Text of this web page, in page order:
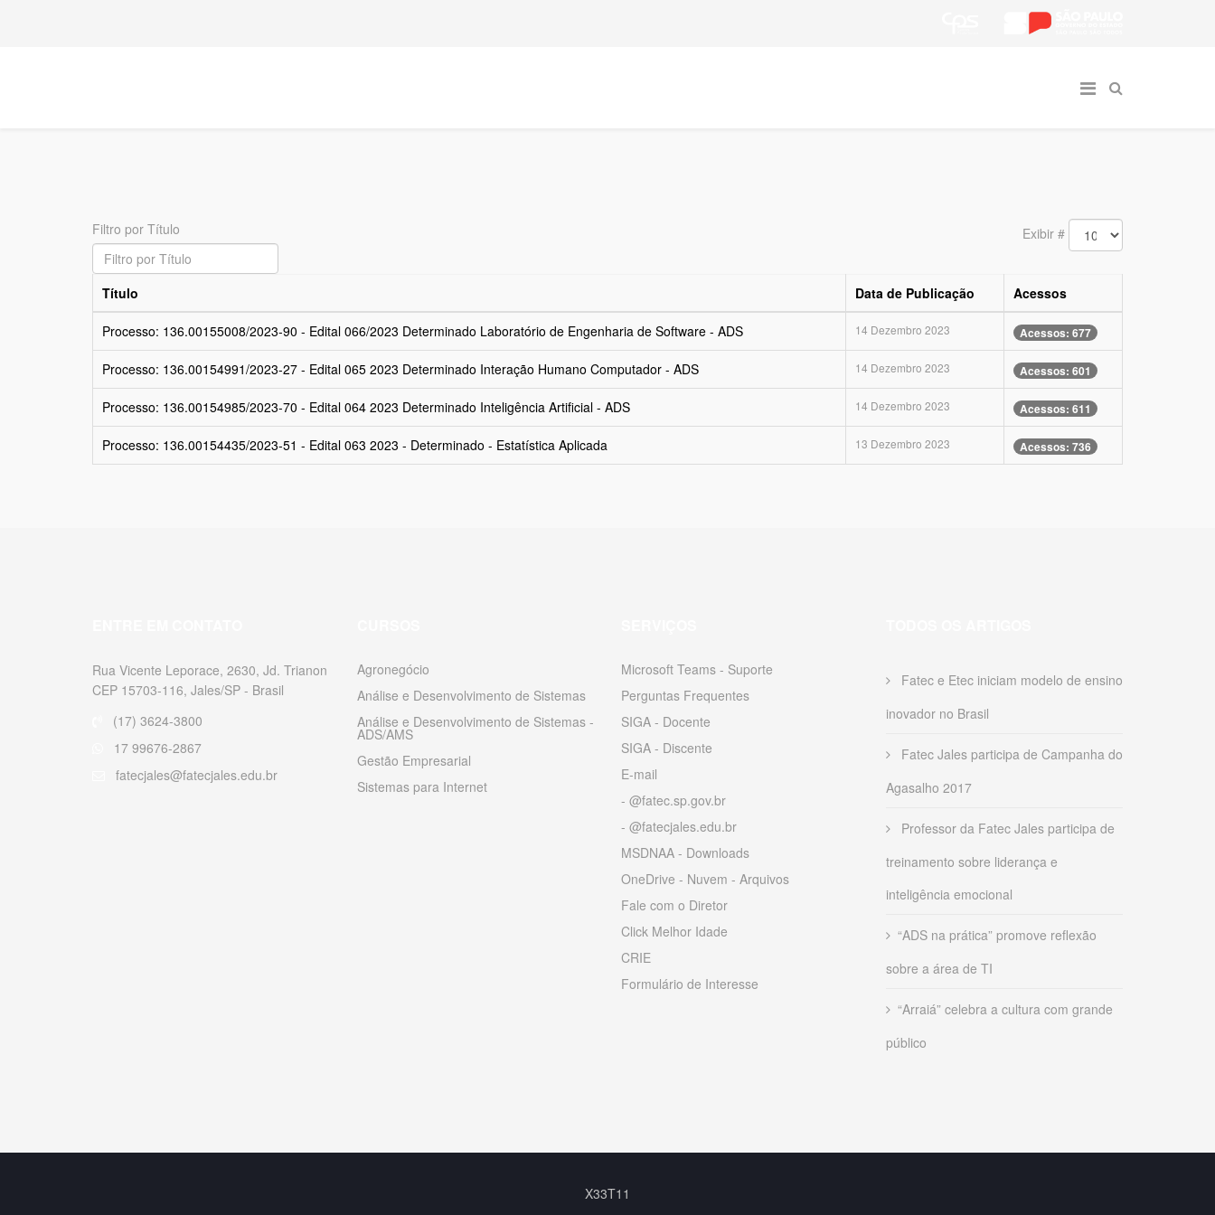
Filtro por Título Exibir #
Título Data de Publicação Acessos
Processo: 136.00155008/2023-90 - Edital 066/2023 Determinado Laboratório de Engenharia de Software - ADS 14 Dezembro 2023 Acessos: 677
Processo: 136.00154991/2023-27 - Edital 065 2023 Determinado Interação Humano Computador - ADS 14 Dezembro 2023 Acessos: 601
Processo: 136.00154985/2023-70 - Edital 064 2023 Determinado Inteligência Artificial - ADS 14 Dezembro 2023 Acessos: 611
Processo: 136.00154435/2023-51 - Edital 063 2023 - Determinado - Estatística Aplicada 13 Dezembro 2023 Acessos: 736
Rua Vicente Leporace, 2630, Jd. Trianon
CEP 15703-116, Jales/SP - Brasil
(17) 3624-3800
17 99676-2867
fatecjales@fatecjales.edu.br
Agronegócio
Análise e Desenvolvimento de Sistemas
Análise e Desenvolvimento de Sistemas -
ADS/AMS
Gestão Empresarial
Sistemas para Internet
Microsoft Teams - Suporte
Perguntas Frequentes
SIGA - Docente
SIGA - Discente
E-mail
- @fatec.sp.gov.br
- @fatecjales.edu.br
MSDNAA - Downloads
OneDrive - Nuvem - Arquivos
Fale com o Diretor
Click Melhor Idade
CRIE
Formulário de Interesse
Fatec e Etec iniciam modelo de ensino
inovador no Brasil
Fatec Jales participa de Campanha do
Agasalho 2017
Professor da Fatec Jales participa de
treinamento sobre liderança e
inteligência emocional
“ADS na prática” promove reflexão
sobre a área de TI
“Arraiá” celebra a cultura com grande
público
X33T11